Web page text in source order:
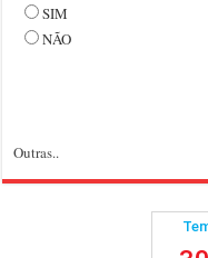
SIM
NÃO
Outras..